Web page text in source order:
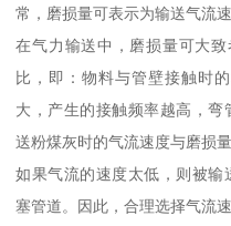
常，磨损量可表示为输送气流
在气力输送中，磨损量可大
比，即：物料与管壁接触时
大，产生的接触频率越高，
送粉煤灰时的气流速度与磨损量
如果气流的速度太低，则被
塞管道。因此，合理选择气流